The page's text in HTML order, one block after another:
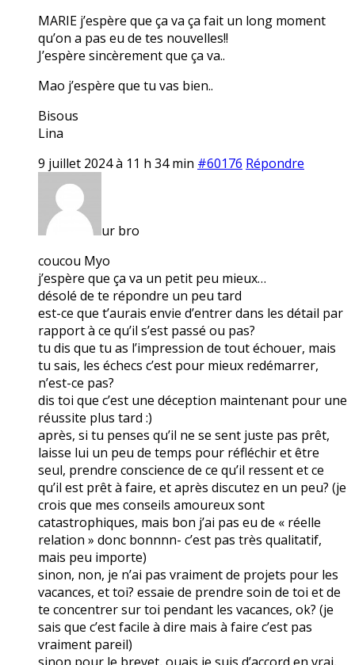
MARIE j’espère que ça va ça fait un long moment
qu’on a pas eu de tes nouvelles!!
J’espère sincèrement que ça va..
Mao j’espère que tu vas bien..
Bisous
Lina
9 juillet 2024 à 11 h 34 min #60176 Répondre
ur bro
coucou Myo
j’espère que ça va un petit peu mieux…
désolé de te répondre un peu tard
est-ce que t’aurais envie d’entrer dans les détail par
rapport à ce qu’il s’est passé ou pas?
tu dis que tu as l’impression de tout échouer, mais
tu sais, les échecs c’est pour mieux redémarrer,
n’est-ce pas?
dis toi que c’est une déception maintenant pour une
réussite plus tard :)
après, si tu penses qu’il ne se sent juste pas prêt,
laisse lui un peu de temps pour réfléchir et être
seul, prendre conscience de ce qu’il ressent et ce
qu’il est prêt à faire, et après discutez en un peu? (je
crois que mes conseils amoureux sont
catastrophiques, mais bon j’ai pas eu de « réelle
relation » donc bonnnn- c’est pas très qualitatif,
mais peu importe)
sinon, non, je n’ai pas vraiment de projets pour les
vacances, et toi? essaie de prendre soin de toi et de
te concentrer sur toi pendant les vacances, ok? (je
sais que c’est facile à dire mais à faire c’est pas
vraiment pareil)